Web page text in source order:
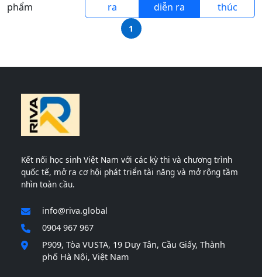
phẩm
ra
diễn ra
thúc
1
Kết nối học sinh Việt Nam với các kỳ thi và chương trình
quốc tế, mở ra cơ hội phát triển tài năng và mở rộng tầm
nhìn toàn cầu.
info@riva.global
0904 967 967
P909, Tòa VUSTA, 19 Duy Tân, Cầu Giấy, Thành
phố Hà Nội, Việt Nam